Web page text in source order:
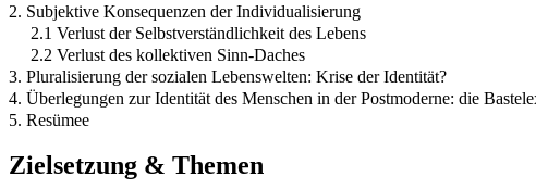
2. Subjektive Konsequenzen der Individualisierung
2.1 Verlust der Selbstverständlichkeit des Lebens
2.2 Verlust des kollektiven Sinn-Daches
3. Pluralisierung der sozialen Lebenswelten: Krise der Identität?
4. Überlegungen zur Identität des Menschen in der Postmoderne: die
5. Resümee
Zielsetzung & Themen